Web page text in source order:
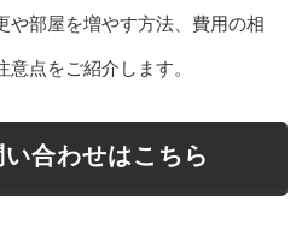
や部屋を増やす方法、費用の相
点をご紹介します。
合わせはこちら